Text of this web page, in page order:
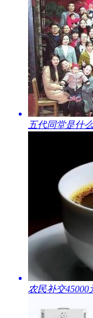
五代同堂是什
农民补交